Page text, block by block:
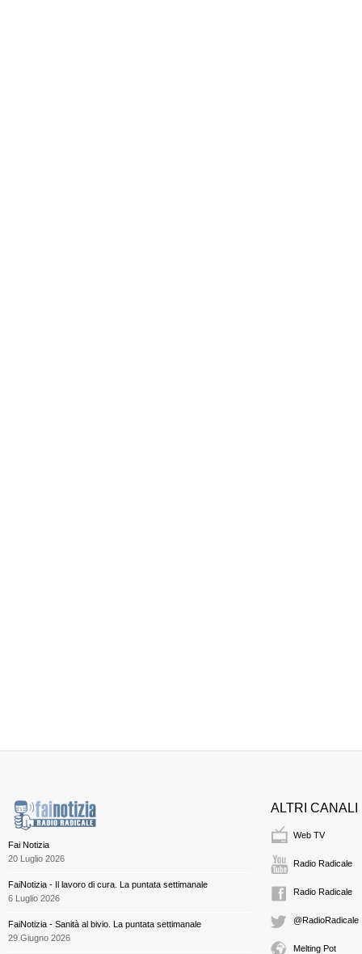
Fai Notizia
20 Luglio 2026
FaiNotizia - Il lavoro di cura. La puntata settimanale
6 Luglio 2026
FaiNotizia - Sanità al bivio. La puntata settimanale
29 Giugno 2026
ALTRI CANALI
Web TV
Radio Radicale
Radio Radicale
@RadioRadicale
Melting Pot